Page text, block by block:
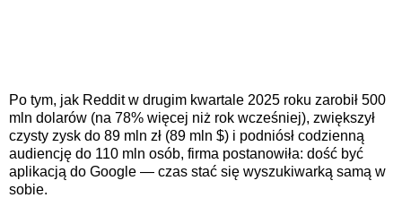
Po tym, jak Reddit w drugim kwartale 2025 roku zarobił 500
mln dolarów (na 78% więcej niż rok wcześniej), zwiększył
czysty zysk do 89 mln zł (89 mln $) i podniósł codzienną
audiencję do 110 mln osób, firma postanowiła: dość być
aplikacją do Google — czas stać się wyszukiwarką samą w
sobie.